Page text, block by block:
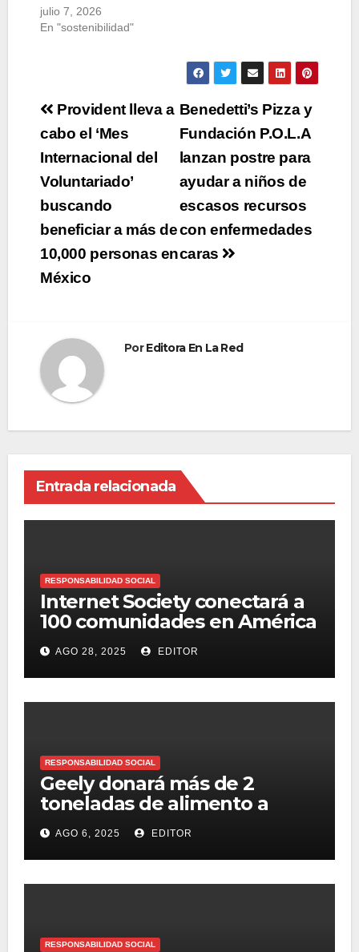
julio 7, 2026
En "sostenibilidad"
Navegación
de
entradas
Benedetti’s Pizza y
Fundación P.O.L.A
lanzan postre para
ayudar a niños de
escasos recursos
con enfermedades
caras
Provident lleva a
cabo el ‘Mes
Internacional del
Voluntariado’
buscando
beneficiar a más de
10,000 personas en
México
PorEditora En La Red
Entrada relacionada
RESPONSABILIDAD SOCIAL
Internet Society conectará a
100 comunidades en América
Latina
AGO 28, 2025 EDITOR
RESPONSABILIDAD SOCIAL
Geely donará más de 2
toneladas de alimento a
refugios de animales en
México
AGO 6, 2025 EDITOR
RESPONSABILIDAD SOCIAL